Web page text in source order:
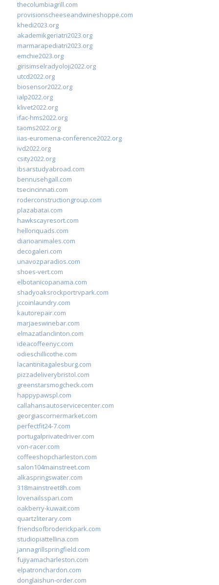
thecolumbiagrill.com
provisionscheeseandwineshoppe.com
khedi2023.org
akademikgeriatri2023.org
marmarapediatri2023.org
emchie2023.org
girisimselradyoloji2022.org
utcd2022.org
biosensor2022.org
ialp2022.org
klivet2022.org
ifac-hms2022.org
taoms2022.org
iias-euromena-conference2022.org
ivd2022.org
csity2022.org
ibsarstudyabroad.com
bennusehgall.com
tsecincinnati.com
roderconstructiongroup.com
plazabatai.com
hawkscayresort.com
hellonquads.com
diarioanimales.com
decogaleri.com
unavozparadios.com
shoes-vert.com
elbotanicopanama.com
shadyoaksrockportrvpark.com
jccoinlaundry.com
kautorepair.com
marjaeswinebar.com
elmazatlanclinton.com
ideacoffeenyc.com
odieschillicothe.com
lacantinitagalesburg.com
pizzadeliverybristol.com
greenstarsmogcheck.com
happypawspl.com
callahansautoservicecenter.com
georgiascornermarket.com
perfectfit24-7.com
portugalprivatedriver.com
von-racer.com
coffeeshopcharleston.com
salon104mainstreet.com
alkaspringswater.com
318mainstreet8h.com
lovenailsspari.com
oakberry-kuwait.com
quartzliterary.com
friendsofbroderickpark.com
studiopiattellina.com
jannagrillspringfield.com
fujiyamacharleston.com
elpatronchardon.com
donglaishun-order.com